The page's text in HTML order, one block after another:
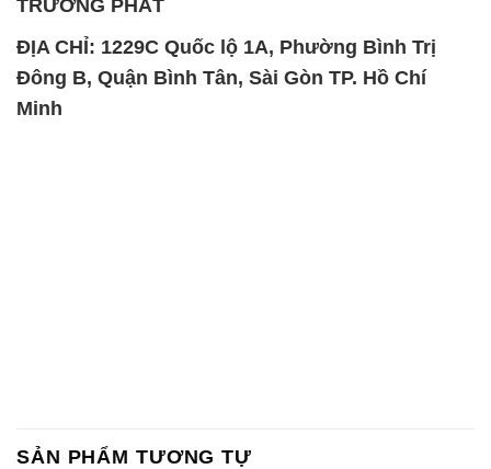
TRƯỜNG PHÁT
ĐỊA CHỈ: 1229C Quốc lộ 1A, Phường Bình Trị
Đông B, Quận Bình Tân, Sài Gòn TP. Hồ Chí
Minh
SẢN PHẨM TƯƠNG TỰ